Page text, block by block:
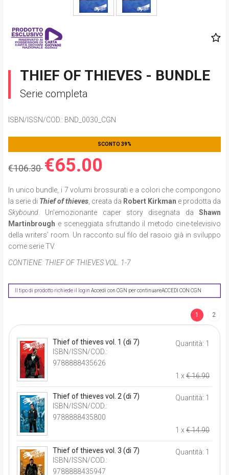
THIEF OF THIEVES - BUNDLE
Serie completa
ISBN/ISSN/COD.: BND_0030_CGN
SCONTO 39%
€106.30 €65.00
In unico bundle, i 7 volumi brossurati e a colori che compongono
la serie di Thief of thieves creata da Robert Kirkman e prodotta da
Skybound . Un'emozionante caper story disegnata da Shawn
Martinbrough e sceneggiata sfruttando il metodo cine-televisivo
della writers’ room Un racconto sul filo del rasoio già in sviluppo
come serie TV.
CONTIENE: THIEF OF THIEVES VOL. 1-7
Il tipo di prodotto richiede il login Accedi con CGN per continuareACCEDI CON CGN
1 2
Thief of thieves vol. 1 (di 7)
ISBN/ISSN/COD.:
9788888435626
Quantità: 1
1 x € 16.90
Thief of thieves vol. 2 (di 7)
ISBN/ISSN/COD.:
9788888435800
Quantità: 1
1 x€ 14.90
Thief of thieves vol. 3 (di 7)
ISBN/ISSN/COD.:
9788888435947
Quantità: 1